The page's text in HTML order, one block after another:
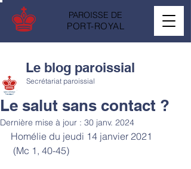
PAROISSE DE
PORT-ROYAL
Le salut sans contact ?
Secrétariat paroissial
Dernière mise à jour : 30 janv. 2024
Homélie du jeudi 14 janvier 2021
(Mc 1, 40-45)
Le blog paroissial